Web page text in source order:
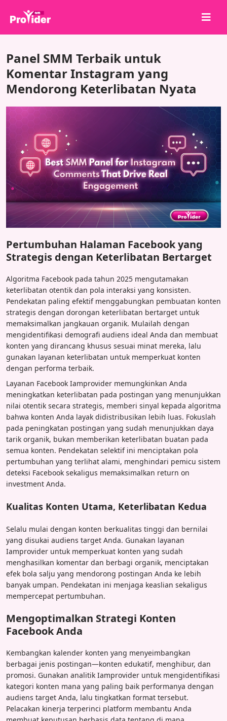
Tentang kami
Masuk
Daftar
Ketentuan
Blog
Panel SMM Terbaik untuk
Komentar Instagram yang
Mendorong Keterlibatan Nyata
Pertumbuhan Halaman Facebook yang
Strategis dengan Keterlibatan Bertarget
Algoritma Facebook pada tahun 2025 mengutamakan
keterlibatan otentik dan pola interaksi yang konsisten.
Pendekatan paling efektif menggabungkan pembuatan konten
strategis dengan dorongan keterlibatan bertarget untuk
memaksimalkan jangkauan organik. Mulailah dengan
mengidentifikasi demografi audiens ideal Anda dan membuat
konten yang dirancang khusus sesuai minat mereka, lalu
gunakan layanan keterlibatan untuk memperkuat konten
dengan performa terbaik.
Layanan Facebook Iamprovider memungkinkan Anda
meningkatkan keterlibatan pada postingan yang menunjukkan
nilai otentik secara strategis, memberi sinyal kepada algoritma
bahwa konten Anda layak didistribusikan lebih luas. Fokuslah
pada peningkatan postingan yang sudah menunjukkan daya
tarik organik, bukan memberikan keterlibatan buatan pada
semua konten. Pendekatan selektif ini menciptakan pola
pertumbuhan yang terlihat alami, menghindari pemicu sistem
deteksi Facebook sekaligus memaksimalkan return on
investment Anda.
Kualitas Konten Utama, Keterlibatan Kedua
Selalu mulai dengan konten berkualitas tinggi dan bernilai
yang disukai audiens target Anda. Gunakan layanan
Iamprovider untuk memperkuat konten yang sudah
menghasilkan komentar dan berbagi organik, menciptakan
efek bola salju yang mendorong postingan Anda ke lebih
banyak umpan. Pendekatan ini menjaga keaslian sekaligus
mempercepat pertumbuhan.
Mengoptimalkan Strategi Konten
Facebook Anda
Kembangkan kalender konten yang menyeimbangkan
berbagai jenis postingan—konten edukatif, menghibur, dan
promosi. Gunakan analitik Iamprovider untuk mengidentifikasi
kategori konten mana yang paling baik performanya dengan
audiens target Anda, lalu tingkatkan format tersebut.
Pelacakan kinerja terperinci platform membantu Anda